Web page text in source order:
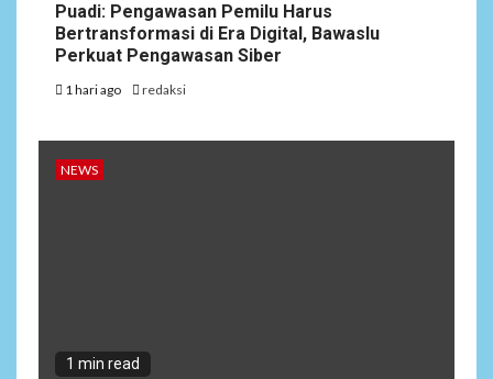
Puadi: Pengawasan Pemilu Harus
Bertransformasi di Era Digital, Bawaslu
Perkuat Pengawasan Siber
1 hari ago redaksi
NEWS
1 min read